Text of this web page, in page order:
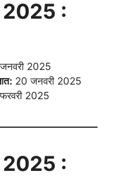
2025 :
2025
20 जनवरी 2025
2025
: